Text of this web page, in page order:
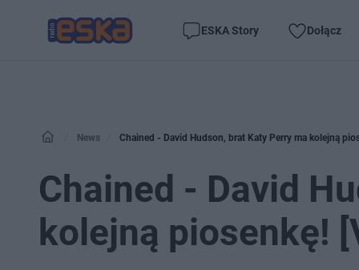
ESKA Story Dołącz
News Chained - David Hudson, brat Katy Perry ma kolejną
Chained - David
kolejną piosenkę!